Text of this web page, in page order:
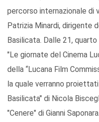
percorso internazionale di
Patrizia Minardi, dirigente
Basilicata. Dalle 21,
"Le giornate del Cinema
della “Lucana Film
la quale verranno
Basilicata" di Nicola
"Cenere" di Gianni